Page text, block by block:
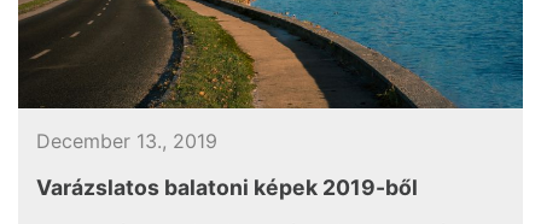
December 13., 2019
Varázslatos balatoni képek 2019-ből